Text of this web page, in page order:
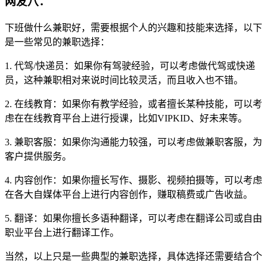
下班做什么兼职好，需要根据个人的兴趣和技能来选择，以下
是一些常见的兼职选择：
1. 代驾/快递员：如果你有驾驶经验，可以考虑做代驾或快递
员，这种兼职相对来说时间比较灵活，而且收入也不错。
2. 在线教育：如果你有教学经验，或者擅长某种技能，可以考
虑在在线教育平台上进行授课，比如VIPKID、好未来等。
3. 兼职客服：如果你沟通能力较强，可以考虑做兼职客服，为
客户提供服务。
4. 内容创作：如果你擅长写作、摄影、视频拍摄等，可以考虑
在各大自媒体平台上进行内容创作，赚取稿费或广告收益。
5. 翻译：如果你擅长多语种翻译，可以考虑在翻译公司或自由
职业平台上进行翻译工作。
当然，以上只是一些典型的兼职选择，具体选择还需要结合个